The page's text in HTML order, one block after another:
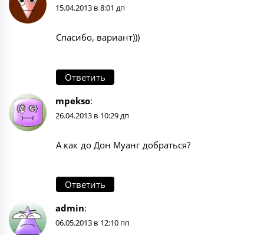
15.04.2013 в 8:01 дп
Спасибо, вариант)))
Ответить
mpekso:
26.04.2013 в 10:29 дп
А как до Дон Муанг добраться?
Ответить
admin:
06.05.2013 в 12:10 пп